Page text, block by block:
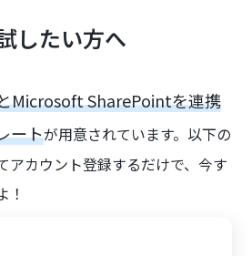
したい方へ
Microsoft SharePointを連携
ートが用意されています。以下の
アカウント登録するだけで、今す
！